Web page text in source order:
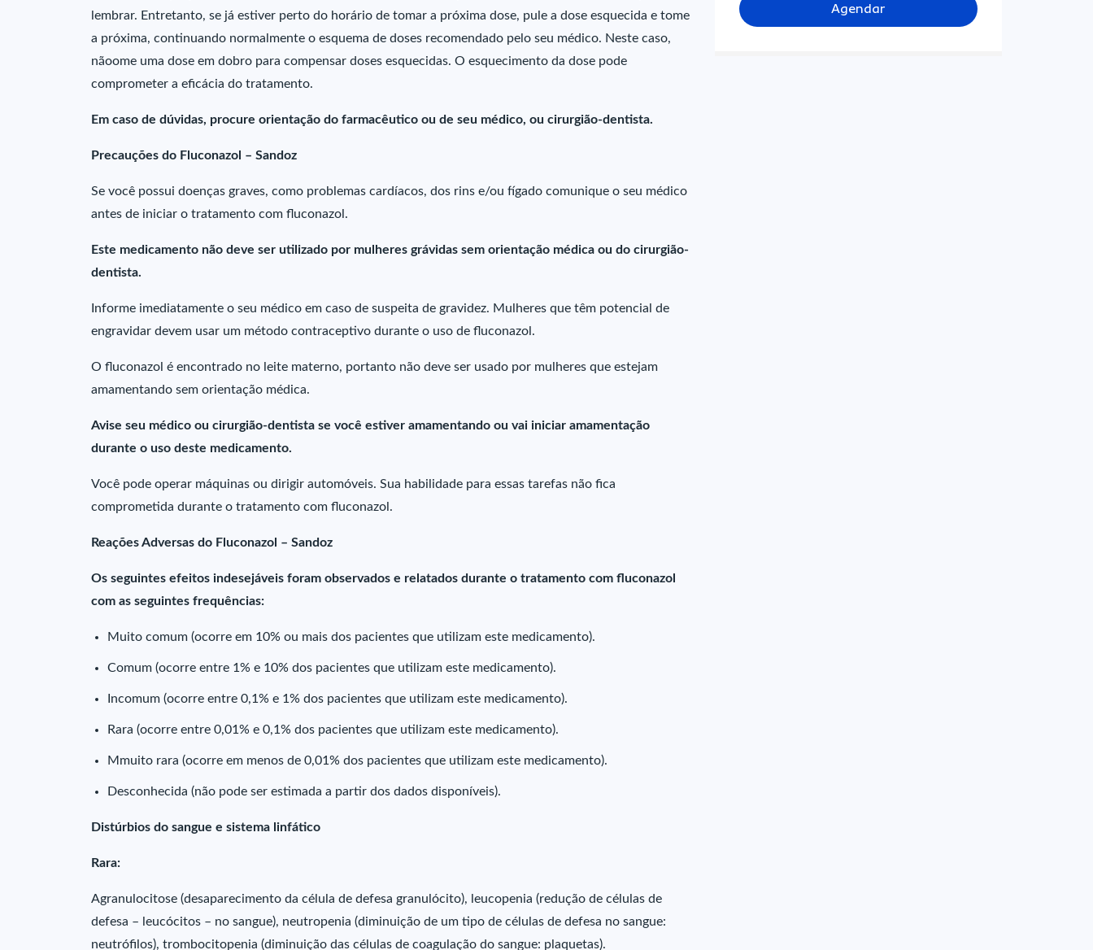
lembrar. Entretanto, se já estiver perto do horário de tomar a próxima dose, pule a dose esquecida e tome
a próxima, continuando normalmente o esquema de doses recomendado pelo seu médico. Neste caso,
nãoome uma dose em dobro para compensar doses esquecidas. O esquecimento da dose pode
comprometer a eficácia do tratamento.
Em caso de dúvidas, procure orientação do farmacêutico ou de seu médico, ou cirurgião-dentista.
Precauções do Fluconazol – Sandoz
Se você possui doenças graves, como problemas cardíacos, dos rins e/ou fígado comunique o seu médico
antes de iniciar o tratamento com fluconazol.
Este medicamento não deve ser utilizado por mulheres grávidas sem orientação médica ou do cirurgião-
dentista.
Informe imediatamente o seu médico em caso de suspeita de gravidez. Mulheres que têm potencial de
engravidar devem usar um método contraceptivo durante o uso de fluconazol.
O fluconazol é encontrado no leite materno, portanto não deve ser usado por mulheres que estejam
amamentando sem orientação médica.
Avise seu médico ou cirurgião-dentista se você estiver amamentando ou vai iniciar amamentação
durante o uso deste medicamento.
Você pode operar máquinas ou dirigir automóveis. Sua habilidade para essas tarefas não fica
comprometida durante o tratamento com fluconazol.
Reações Adversas do Fluconazol – Sandoz
Os seguintes efeitos indesejáveis foram observados e relatados durante o tratamento com fluconazol
com as seguintes frequências:
Muito comum (ocorre em 10% ou mais dos pacientes que utilizam este medicamento).
Comum (ocorre entre 1% e 10% dos pacientes que utilizam este medicamento).
Incomum (ocorre entre 0,1% e 1% dos pacientes que utilizam este medicamento).
Rara (ocorre entre 0,01% e 0,1% dos pacientes que utilizam este medicamento).
Mmuito rara (ocorre em menos de 0,01% dos pacientes que utilizam este medicamento).
Desconhecida (não pode ser estimada a partir dos dados disponíveis).
Distúrbios do sangue e sistema linfático
Rara:
Agranulocitose (desaparecimento da célula de defesa granulócito), leucopenia (redução de células de
defesa – leucócitos – no sangue), neutropenia (diminuição de um tipo de células de defesa no sangue:
neutrófilos), trombocitopenia (diminuição das células de coagulação do sangue: plaquetas).
Agendar